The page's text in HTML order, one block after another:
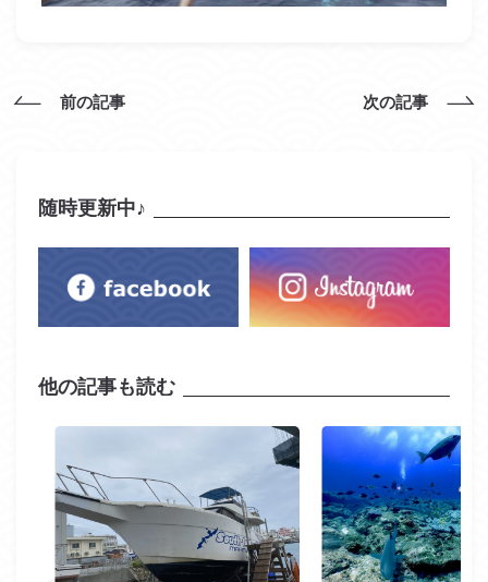
前の記事 次の記事
随時更新中♪
他の記事も読む